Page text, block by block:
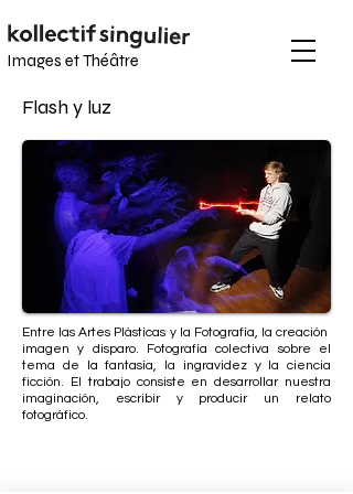
Images etThéâtre
Flash y luz
Entre las Artes Plásticas y la Fotografía, la creación
imagen y disparo. Fotografía colectiva sobre el
tema de la fantasía, la ingravidez y la ciencia
ficción. El trabajo consiste en desarrollar nuestra
imaginación, escribir y producir un relato
fotográfico.